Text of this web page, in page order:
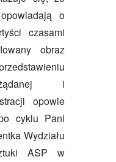
o
czasami
obraz
i
opowie
cyklu Pani
Wydziału
ASP w